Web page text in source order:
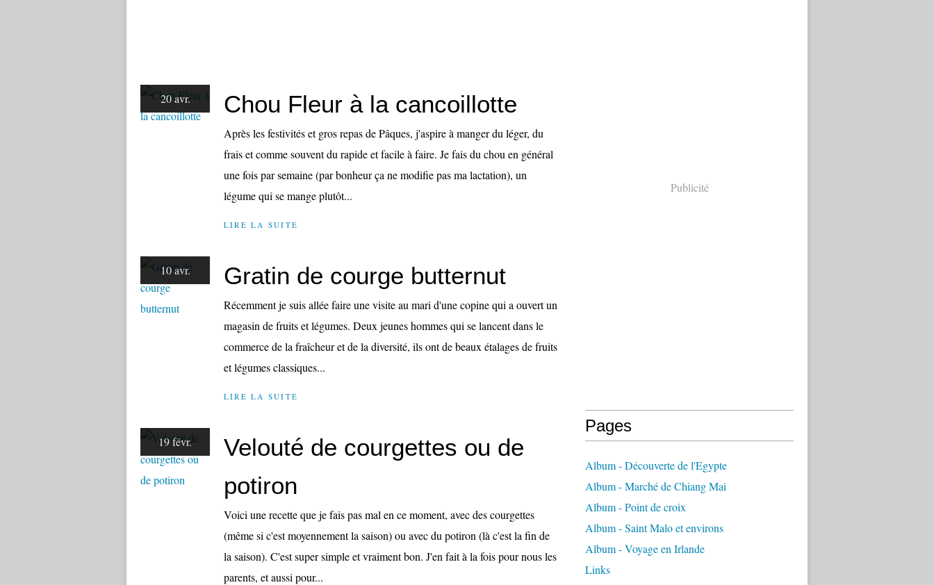
20 avr. Chou Fleur à la cancoillotte
Après les festivités et gros repas de Pâques, j'aspire à manger du léger, du
frais et comme souvent du rapide et facile à faire. Je fais du chou en général
une fois par semaine (par bonheur ça ne modifie pas ma lactation), un
légume qui se mange plutôt...
LIRE LA SUITE
10 avr. Gratin de courge butternut
Récemment je suis allée faire une visite au mari d'une copine qui a ouvert un
magasin de fruits et légumes. Deux jeunes hommes qui se lancent dans le
commerce de la fraîcheur et de la diversité, ils ont de beaux étalages de fruits
et légumes classiques...
LIRE LA SUITE
19 févr.
Velouté de courgettes ou de
potiron
Voici une recette que je fais pas mal en ce moment, avec des courgettes
(même si c'est moyennement la saison) ou avec du potiron (là c'est la fin de
la saison). C'est super simple et vraiment bon. J'en fait à la fois pour nous les
parents, et aussi pour...
Publicité
Pages
Album - Découverte de l'Egypte
Album - Marché de Chiang Mai
Album - Point de croix
Album - Saint Malo et environs
Album - Voyage en Irlande
Links